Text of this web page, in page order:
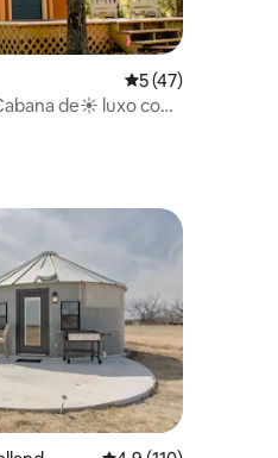
56 avaliações
5 de uma
5 (47)
de☀ luxo com